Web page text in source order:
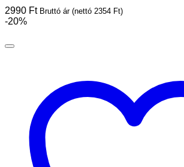
2990 Ft Bruttó ár (nettó 2354 Ft)
-20%